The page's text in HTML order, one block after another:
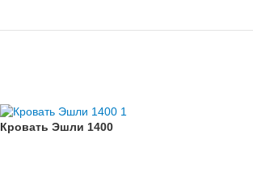
Кровать Эшли 1400